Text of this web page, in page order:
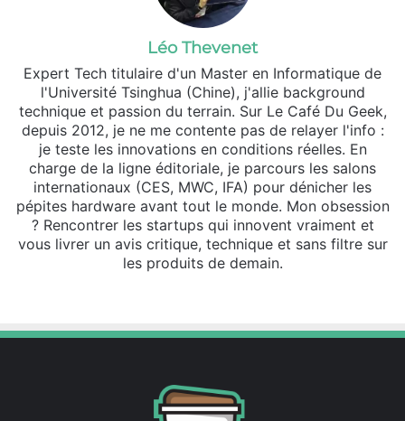
Léo Thevenet
Expert Tech titulaire d'un Master en Informatique de
l'Université Tsinghua (Chine), j'allie background
technique et passion du terrain. Sur Le Café Du Geek,
depuis 2012, je ne me contente pas de relayer l'info :
je teste les innovations en conditions réelles. En
charge de la ligne éditoriale, je parcours les salons
internationaux (CES, MWC, IFA) pour dénicher les
pépites hardware avant tout le monde. Mon obsession
? Rencontrer les startups qui innovent vraiment et
vous livrer un avis critique, technique et sans filtre sur
les produits de demain.
te
din ra